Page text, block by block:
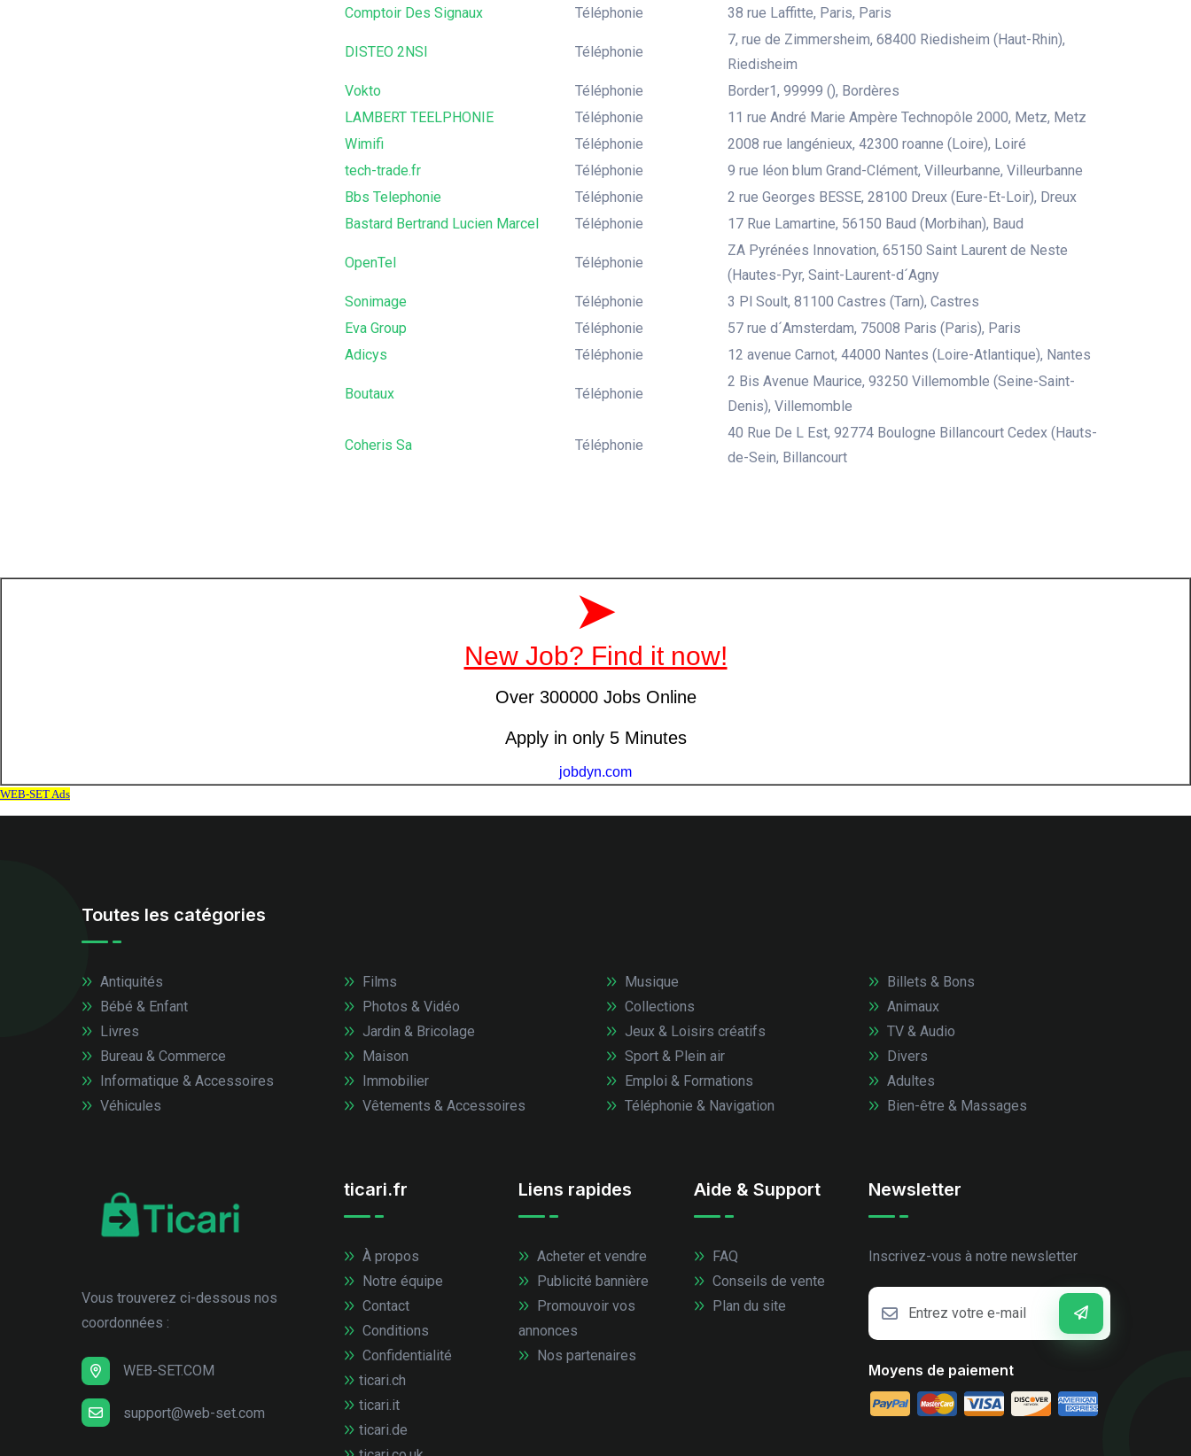
Comptoir Des Signaux
Téléphonie 38 rue Laffitte, Paris, Paris
DISTEO 2NSI Téléphonie
7, rue de Zimmersheim, 68400 Riedisheim (Haut-Rhin),
Riedisheim
Vokto
Téléphonie
Border1, 99999 (), Bordères
LAMBERT TEELPHONIE
Téléphonie
11 rue André Marie Ampère Technopôle 2000, Metz, Metz
Wimifi
Téléphonie
2008 rue langénieux, 42300 roanne (Loire), Loiré
tech-trade.fr
Téléphonie
9 rue léon blum Grand-Clément, Villeurbanne, Villeurbanne
Bbs Telephonie
Téléphonie
2 rue Georges BESSE, 28100 Dreux (Eure-Et-Loir), Dreux
Bastard Bertrand Lucien Marcel
Téléphonie 17 Rue Lamartine, 56150 Baud (Morbihan), Baud
OpenTel Téléphonie
ZA Pyrénées Innovation, 65150 Saint Laurent de Neste
(Hautes-Pyr, Saint-Laurent-d´Agny
Sonimage
Téléphonie
3 Pl Soult, 81100 Castres (Tarn), Castres
Eva Group
Téléphonie
57 rue d´Amsterdam, 75008 Paris (Paris), Paris
Adicys
Téléphonie 12 avenue Carnot, 44000 Nantes (Loire-Atlantique), Nantes
Boutaux Téléphonie
2 Bis Avenue Maurice, 93250 Villemomble (Seine-Saint-
Denis), Villemomble
Coheris Sa Téléphonie
40 Rue De L Est, 92774 Boulogne Billancourt Cedex (Hauts-
de-Sein, Billancourt
Toutes les catégories
Antiquités
Bébé & Enfant
Livres
Bureau & Commerce
Informatique & Accessoires
Véhicules
Films
Photos & Vidéo
Jardin & Bricolage
Maison
Immobilier
Vêtements & Accessoires
Musique
Collections
Jeux & Loisirs créatifs
Sport & Plein air
Emploi & Formations
Téléphonie & Navigation
Billets & Bons
Animaux
TV & Audio
Divers
Adultes
Bien-être & Massages
Vous trouverez ci-dessous nos
coordonnées :
WEB-SET.COM
support@web-set.com
ticari.fr
À propos
Notre équipe
Contact
Conditions
Confidentialité
ticari.ch
ticari.it
ticari.de
Liens rapides
Acheter et vendre
Publicité bannière
Promouvoir vos
annonces
Nos partenaires
Aide & Support
FAQ
Conseils de vente
Plan du site
Newsletter
Inscrivez-vous à notre newsletter
Moyens de paiement